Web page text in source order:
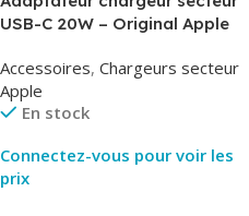
USB-C 20W – Original Apple
Original
Accessoires, Chargeurs secteur
Apple
En stock
Connectez-vous pour voir les
prix